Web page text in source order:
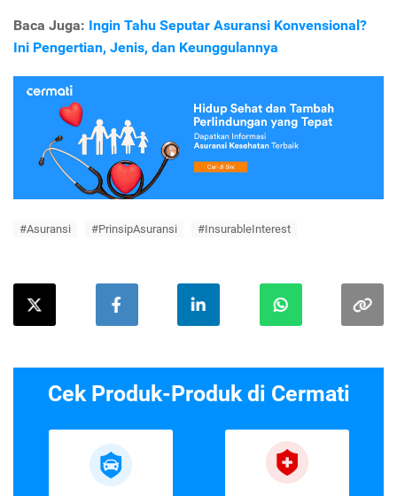
Baca Juga: Ingin Tahu Seputar Asuransi Konvensional?
Ini Pengertian, Jenis, dan Keunggulannya
#Asuransi #PrinsipAsuransi #InsurableInterest
Cek Produk-Produk di Cermati